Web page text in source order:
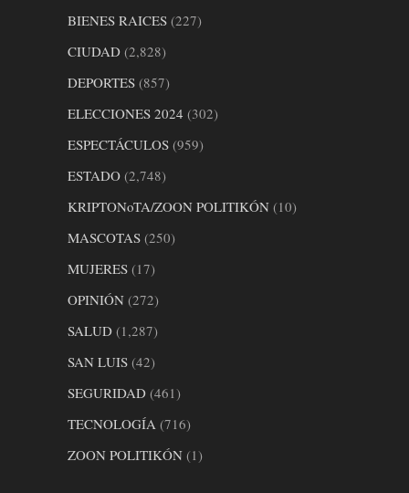
BIENES RAICES (227)
CIUDAD (2,828)
DEPORTES (857)
ELECCIONES 2024 (302)
ESPECTÁCULOS (959)
ESTADO (2,748)
KRIPTONoTA/ZOON POLITIKÓN (10)
MASCOTAS (250)
MUJERES (17)
OPINIÓN (272)
SALUD (1,287)
SAN LUIS (42)
SEGURIDAD (461)
TECNOLOGÍA (716)
ZOON POLITIKÓN (1)